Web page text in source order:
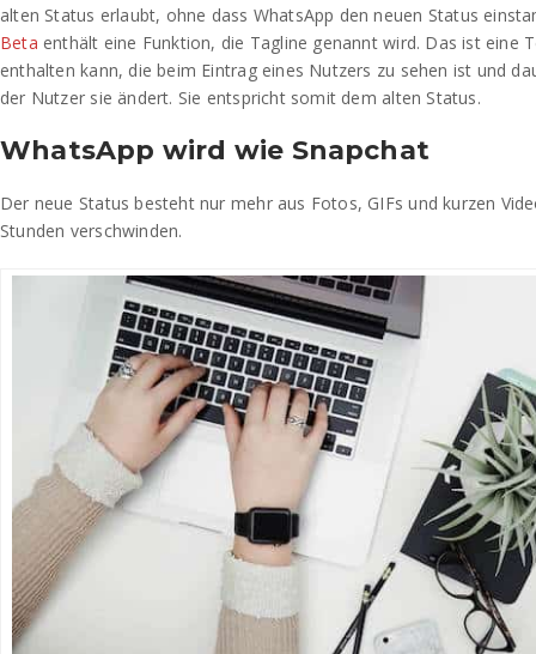
alten Status erlaubt, ohne dass WhatsApp den neuen Status
Beta enthält eine Funktion, die Tagline genannt wird. Das ist eine
enthalten kann, die beim Eintrag eines Nutzers zu sehen ist und
der Nutzer sie ändert. Sie entspricht somit dem alten Status.
WhatsApp wird wie Snapchat
Der neue Status besteht nur mehr aus Fotos, GIFs und kurzen
Stunden verschwinden.